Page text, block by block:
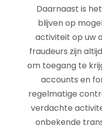
Daarnaast is
blijven op
activiteit op uw
fraudeurs zijn
om toegang te
accounts en
regelmatige
verdachte
onbekende